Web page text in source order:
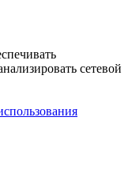
сетевой